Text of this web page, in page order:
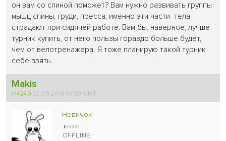
он вам со спиной поможет? Вам нужно развивать группы
мышц спины, груди, пресса, именно эти части тела
страдают при сидячей работе. Вам бы, наверное, лучше
турник купить, от него пользы гораздо больше будет,
чем от велотренажера Я тоже планирую такой турник
себе взять.
Makis
#14240 22.09.2018 10:30 GMT
Новичок